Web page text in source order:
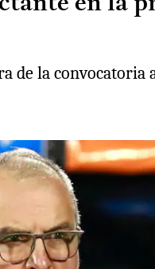
la convocatoria